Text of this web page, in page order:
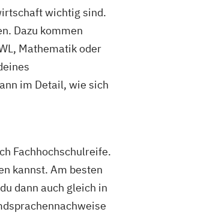
wichtig sind.
Dazu kommen
Mathematik oder
im Detail, wie sich
Fachhochschulreife.
kannst. Am besten
dann auch gleich in